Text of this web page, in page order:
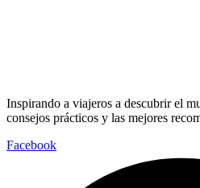
Inspirando a viajeros a descubrir el
consejos prácticos y las mejores
Facebook